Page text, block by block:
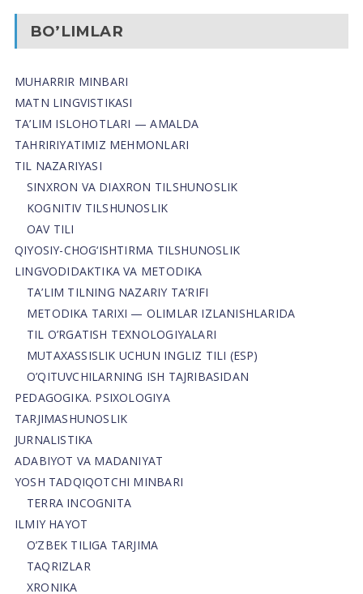
BO’LIMLAR
MUHARRIR MINBARI
MATN LINGVISTIKASI
TA’LIM ISLOHOTLARI — AMALDA
TAHRIRIYATIMIZ MEHMONLARI
TIL NAZARIYASI
SINXRON VA DIAXRON TILSHUNOSLIK
KOGNITIV TILSHUNOSLIK
OAV TILI
QIYOSIY-CHOG‘ISHTIRMA TILSHUNOSLIK
LINGVODIDAKTIKA VA METODIKA
TA’LIM TILNING NAZARIY TA’RIFI
METODIKA TARIXI — OLIMLAR IZLANISHLARIDA
TIL O’RGATISH TEXNOLOGIYALARI
MUTAXASSISLIK UCHUN INGLIZ TILI (ESP)
O’QITUVCHILARNING ISH TAJRIBASIDAN
PEDAGOGIKA. PSIXOLOGIYA
TARJIMASHUNOSLIK
JURNALISTIKA
ADABIYOT VA MADANIYAT
YOSH TADQIQOTCHI MINBARI
TERRA INCOGNITA
ILMIY HAYOT
O’ZBEK TILIGA TARJIMA
TAQRIZLAR
XRONIKA